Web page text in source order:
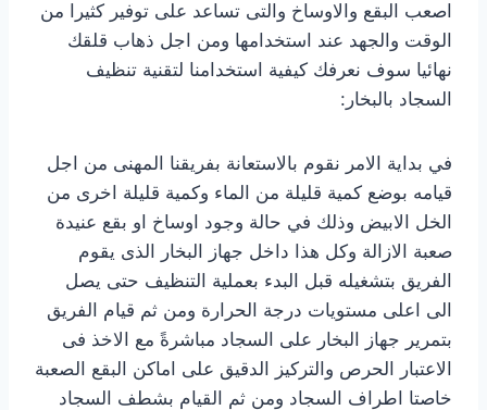
اصعب البقع والاوساخ والتى تساعد على توفير كثيرا من
الوقت والجهد عند استخدامها ومن اجل ذهاب قلقك
نهائيا سوف نعرفك كيفية استخدامنا لتقنية تنظيف
السجاد بالبخار:
في بداية الامر نقوم بالاستعانة بفريقنا المهنى من اجل
قيامه بوضع كمية قليلة من الماء وكمية قليلة اخرى من
الخل الابيض وذلك في حالة وجود اوساخ او بقع عنيدة
صعبة الازالة وكل هذا داخل جهاز البخار الذى يقوم
الفريق بتشغيله قبل البدء بعملية التنظيف حتى يصل
الى اعلى مستويات درجة الحرارة ومن ثم قيام الفريق
بتمرير جهاز البخار على السجاد مباشرةً مع الاخذ فى
الاعتبار الحرص والتركيز الدقيق على اماكن البقع الصعبة
خاصتا اطراف السجاد ومن ثم القيام بشطف السجاد